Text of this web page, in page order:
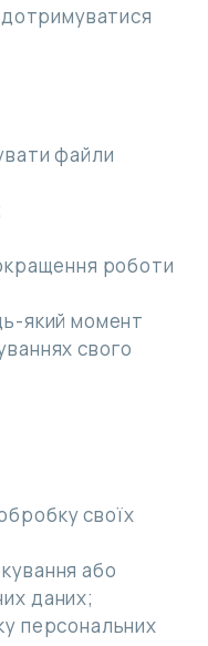
дотримуватися
файли
роботи
який момент
свого
своїх
або
даних;
персональних